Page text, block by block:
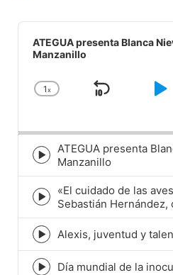
Audio
Player
ATEGUA presenta Blanca
Manzanillo
Change
1x
Skip
Episode
play
icon
ATEGUA presenta
Manzanillo
Episode
play
icon
«El cuidado de las
Sebastián Hernández,
Episode
play
icon
Alexis, juventud y
Día mundial de la